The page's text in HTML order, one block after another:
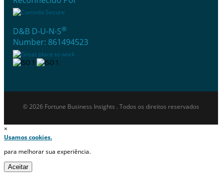
D&B D-U-N-S®
Number: 861494523
© 2026 Fortune Business Insights . Todos os direitos reservados
×
Usamos cookies.
para melhorar sua experiência.
Aceitar